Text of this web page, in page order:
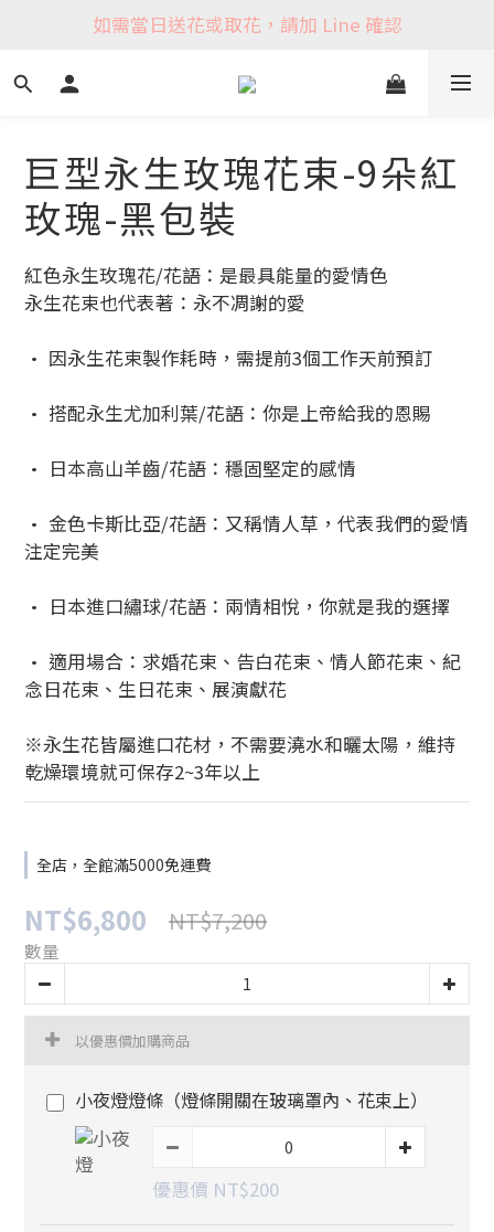
如需當日送花或取花，請加 Line 確認
巨型永生玫瑰花束-9朵紅
玫瑰-黑包裝
紅色永生玫瑰花/花語：是最具能量的愛情色
永生花束也代表著：永不凋謝的愛
• 因永生花束製作耗時，需提前3個工作天前預訂
• 搭配永生尤加利葉/花語：你是上帝給我的恩賜
• 日本高山羊齒/花語：穩固堅定的感情
• 金色卡斯比亞/花語：又稱情人草，代表我們的愛情
注定完美
• 日本進口繡球/花語：兩情相悅，你就是我的選擇
• 適用場合：求婚花束、告白花束、情人節花束、紀
念日花束、生日花束、展演獻花
※永生花皆屬進口花材，不需要澆水和曬太陽，維持
乾燥環境就可保存2~3年以上
全店，全館滿5000免運費
NT$6,800 NT$7,200
數量
以優惠價加購商品
小夜燈燈條（燈條開關在玻璃罩內、花束上）
優惠價 NT$200